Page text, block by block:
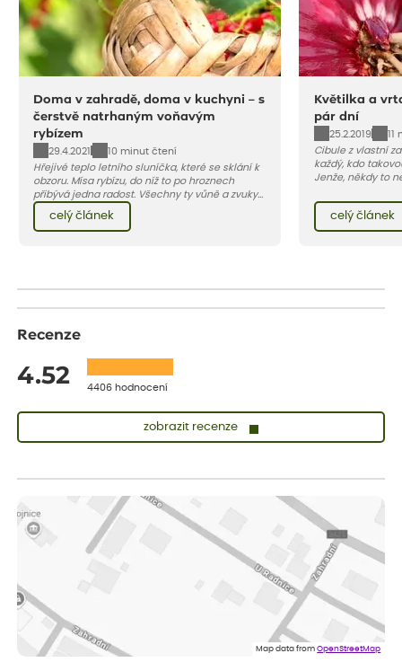
Doma v zahradě, doma v kuchyni – s
čerstvě natrhaným voňavým
rybízem
29.4.2021
10 minut čtení
Hřejivé teplo letního sluníčka, které se sklání k
obzoru. Mísa rybízu, do níž to po hroznech
přibývá jedna radost. Všechny ty vůně a zvuky
červencové zahrady. Sklizeň rybízu do kuchyně
vnese neuvěřitelný klid a radost. A taky trochu
bezstarostnosti dětství při mlsání babiččina
celý článek
Květilka a
pár dní
25.2.2019
11
Cibule z vlastní
každý, kdo
Jenže, někdy to
napadají larvy
květilky cibulové
celý článek
Recenze
4.52 4406 hodnocení
zobrazit recenze
Měla jsem pouze 1objednavku a zatím jsem spokojená se
sazenicemi
Miroslava
Rostliny byly v pořádku, dobře zabalené, celková spokojenost.
Doporučuji :). Spokojenost, stromky v pěkném stavu. Jediné, co
my chybělo, bylo komunikování nedostupného zboží před
Map data fromOpenStreetMap